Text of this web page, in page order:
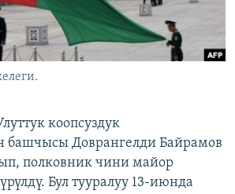
сайттары
коопсуздук
башчысы Доврангелди Байрамов
полковник чини майор
Бул тууралуу 13-июнда